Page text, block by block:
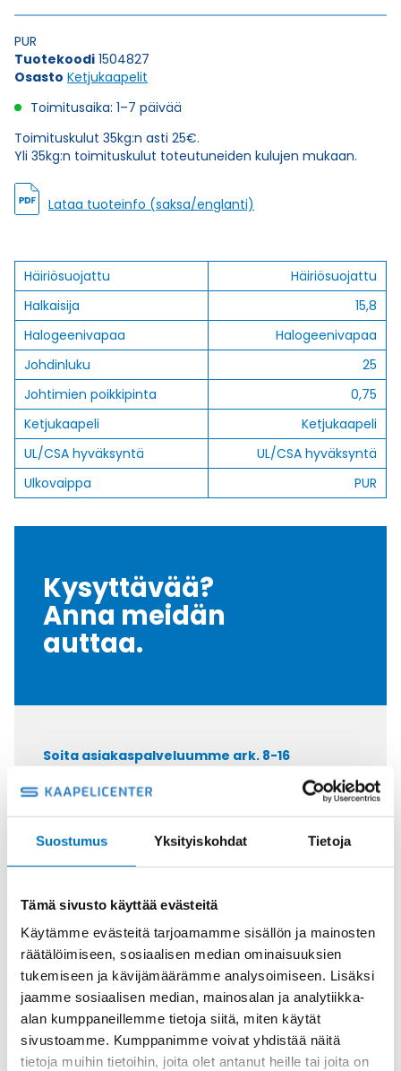
Suostumus Yksityiskohdat Tietoja
Tämä sivusto käyttää evästeitä
Käytämme evästeitä tarjoamamme sisällön ja mainosten
räätälöimiseen, sosiaalisen median ominaisuuksien
tukemiseen ja kävijämäärämme analysoimiseen. Lisäksi
jaamme sosiaalisen median, mainosalan ja analytiikka-
alan kumppaneillemme tietoja siitä, miten käytät
sivustoamme. Kumppanimme voivat yhdistää näitä
tietoja muihin tietoihin, joita olet antanut heille tai joita on
SK-
UL/CSA
25G0,75
(AWG19)
PUR
Tuotekoodi 1504827
Osasto Ketjukaapelit
Toimitusaika: 1–7 päivää
Toimituskulut 35kg:n asti 25€.
Yli 35kg:n toimituskulut toteutuneiden kulujen mukaan.
Lataa tuoteinfo (saksa/englanti)
Häiriösuojattu
Häiriösuojattu
Halkaisija
15,8
Halogeenivapaa
Halogeenivapaa
Johdinluku
25
Johtimien poikkipinta
0,75
Ketjukaapeli
Ketjukaapeli
UL/CSA hyväksyntä
UL/CSA hyväksyntä
Ulkovaippa
PUR
Kysyttävää?
Anna meidän
auttaa.
Soita asiakaspalveluumme ark. 8-16
Tai lähetä sähköpostia
myynti@kaapelicenter.fi
Saman kaapelin eri versiot
Ketjukaapeli KAWEFLEX 6230 SK-
C-PUR UL/CSA 25G2,5 (AWG14)